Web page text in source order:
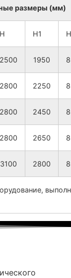
размеры (мм)
H H1
2500 1950
2800 2250
2800 2450
2800 2650
3100 2800